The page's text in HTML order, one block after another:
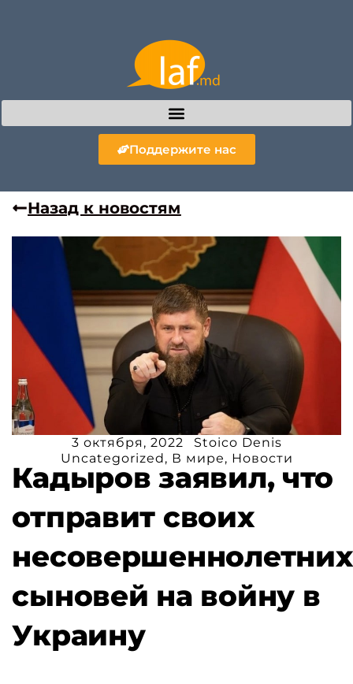
Поддержите нас
Назад к новостям
3 октября, 2022
Stoico Denis
Uncategorized , В мире, Новости
Кадыров заявил, что
отправит своих
несовершеннолетних
сыновей на войну в
Украину